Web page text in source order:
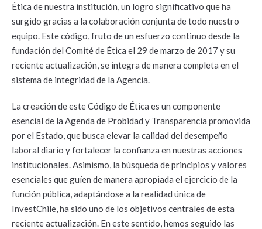
Ética de nuestra institución, un logro significativo que ha
surgido gracias a la colaboración conjunta de todo nuestro
equipo. Este código, fruto de un esfuerzo continuo desde la
fundación del Comité de Ética el 29 de marzo de 2017 y su
reciente actualización, se integra de manera completa en el
sistema de integridad de la Agencia.
La creación de este Código de Ética es un componente
esencial de la Agenda de Probidad y Transparencia promovida
por el Estado, que busca elevar la calidad del desempeño
laboral diario y fortalecer la confianza en nuestras acciones
institucionales. Asimismo, la búsqueda de principios y valores
esenciales que guíen de manera apropiada el ejercicio de la
función pública, adaptándose a la realidad única de
InvestChile, ha sido uno de los objetivos centrales de esta
reciente actualización. En este sentido, hemos seguido las